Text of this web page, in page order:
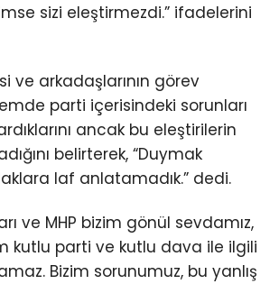
sizi eleştirmezdi.” ifadelerini
ve arkadaşlarının görev
parti içerisindeki sorunları
ancak bu eleştirilerin
belirterek, “Duymak
laf anlatamadık.” dedi.
ve MHP bizim gönül sevdamız,
kutlu parti ve kutlu dava ile ilgili
Bizim sorunumuz, bu yanlış